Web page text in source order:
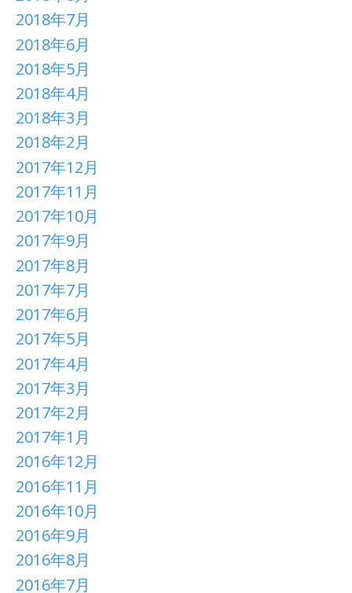
2018年7月
2018年6月
2018年5月
2018年4月
2018年3月
2018年2月
2017年12月
2017年11月
2017年10月
2017年9月
2017年8月
2017年7月
2017年6月
2017年5月
2017年4月
2017年3月
2017年2月
2017年1月
2016年12月
2016年11月
2016年10月
2016年9月
2016年8月
2016年7月